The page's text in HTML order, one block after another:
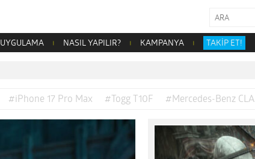
UYGULAMA NASIL YAPILIR? KAMPANYA TAKİP ET!
#iPhone 17 Pro Max #Togg T10F #Mercedes-Benz CLA